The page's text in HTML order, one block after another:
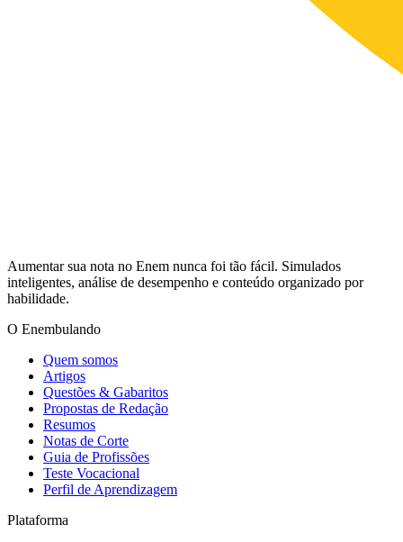
Aumentar sua nota no Enem nunca foi tão fácil. Simulados
inteligentes, análise de desempenho e conteúdo organizado por
habilidade.
O Enembulando
Quem somos
Artigos
Questões & Gabaritos
Propostas de Redação
Resumos
Notas de Corte
Guia de Profissões
Teste Vocacional
Perfil de Aprendizagem
Plataforma